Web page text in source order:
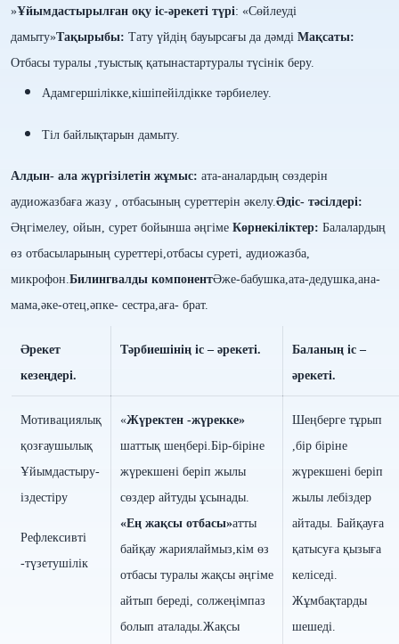
»Ұйымдастырылған оқу іс-әрекеті түрі: «Сөйлеуді
дамыту»Тақырыбы: Тату үйдің бауырсағы да дәмді Мақсаты:
Отбасы туралы ,туыстық қатынастартуралы түсінік беру.
Адамгершілікке,кішіпейілдікке тәрбиелеу.
Тіл байлықтарын дамыту.
Алдын- ала жүргізілетін жұмыс: ата-аналардың сөздерін
аудиожазбаға жазу , отбасының суреттерін әкелу. Әдіс- тәсілдері:
Әңгімелеу, ойын, сурет бойынша әңгіме Көрнекіліктер: Балалардың
өз отбасыларының суреттері,отбасы суреті, аудиожазба,
микрофон. Билингвалды компонентӘже-бабушка,ата-дедушка,ана-
мама,әке-отец, әпке- сестра,аға- брат.
Әрекет
кезеңдері.
Тәрбиешінің іс – әрекеті.
Баланың іс –
әрекеті.
Мотивациялық
қозғаушылық
Ұйымдастыру-
іздестіру
Рефлексивті
-түзетушілік
«Жүректен -жүрекке»
шаттық шеңбері.Бір-біріне
жүрекшені беріп жылы
сөздер айтуды ұсынады.
«Ең жақсы отбасы»атты
байқау жариялаймыз,кім өз
отбасы туралы жақсы әңгіме
айтып береді, солжеңімпаз
болып аталады.Жақсы
Шеңберге тұрып
,бір біріне
жүрекшені беріп
жылы лебіздер
айтады. Байқауға
қатысуға қызыға
келіседі.
Жұмбақтарды
шешеді.